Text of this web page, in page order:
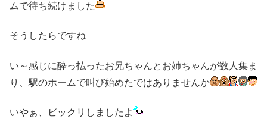
ムで待ち続けました
そうしたらですね
い～感じに酔っ払ったお兄ちゃんとお姉ちゃんが数人集ま
り、駅のホームで叫び始めたではありませんか
いやぁ、ビックリしましたよ